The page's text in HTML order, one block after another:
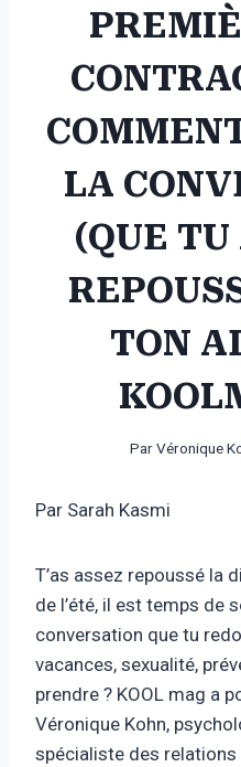
LA
(QUE TU
TON
ParVéronique
Par Sarah Kasmi
T’as assez repoussé la
de l’été, il est temps de
conversation que tu
vacances, sexualité,
prendre ? KOOL mag a
Véronique Kohn,
spécialiste des relations